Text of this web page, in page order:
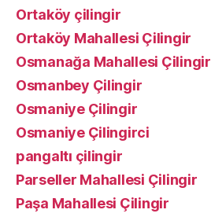
Ortaköy çilingir
Ortaköy Mahallesi Çilingir
Osmanağa Mahallesi Çilingir
Osmanbey Çilingir
Osmaniye Çilingir
Osmaniye Çilingirci
pangaltı çilingir
Parseller Mahallesi Çilingir
Paşa Mahallesi Çilingir